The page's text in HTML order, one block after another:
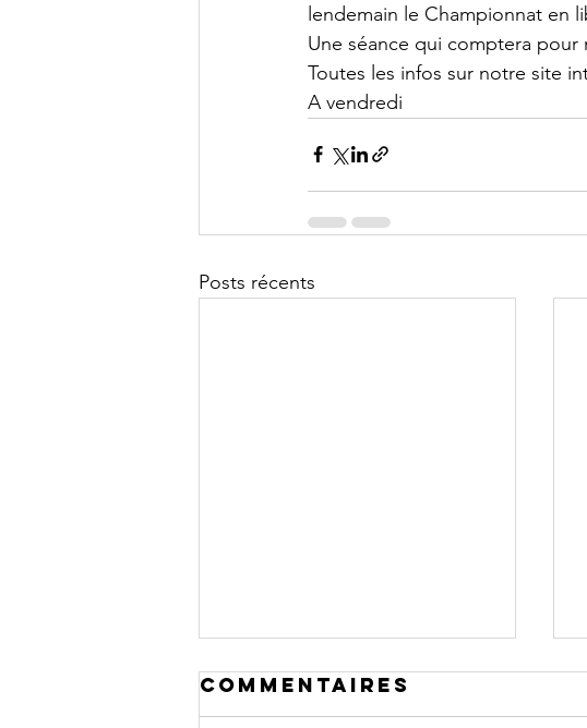
lendemain le Championnat en
Une séance qui comptera pour
Toutes les infos sur notre site
A vendredi
Posts récents
Commentaires